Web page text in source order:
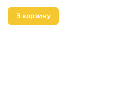
В корзину